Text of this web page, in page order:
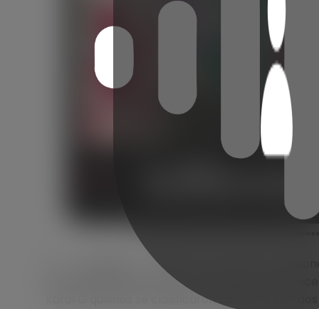
La compañía emitió y sus 100 mejores
La compañía emitió sus 100
sorprendentemente tres colombianos
Karol G quienes se clasificaron cada uno con